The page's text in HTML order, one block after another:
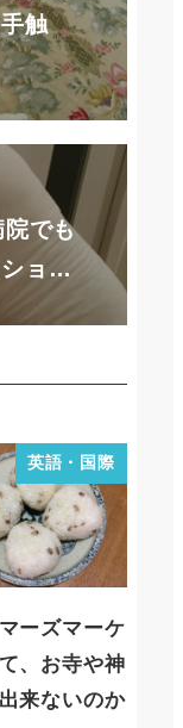
触
でも
ショ…
英語・国際
ーズマーケ
、お寺や神
来ないのか